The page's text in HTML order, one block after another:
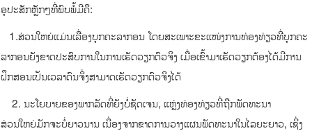
ອຸປະສັກຫຼັກໆທີ່ພົບພໍ້ມີຄຶ:
1.ສ່ວນໃຫຍ່ແມ່ນເລື່ອງບຸກຄະລາກອນ ໂດຍສະເພາະຂະແໜ່ງການທ່ອງທ່ຽວທີ່ບຸກຄະ
ລາກອນຍັງຂາດປະສົບການໃນການເຮັດວຽກຕົວຈິງ ເມື່ອເຂົ້າມາເຮັດວຽກຕ້ອງໄດ້ມີການ
ຝຶກສອນເປັນເວລາດົນຈຶ່ງສາມາດເຮັດວຽກຕົວຈິງໄດ້
2. ນະໂຍບາຍຂອງພາກລັດທີ່ຍັງບໍ່ຊັດເຈນ, ແຫຼ່ງທ່ອງທ່ຽວທີ່ຖືກພັດທະນາ
ສ່ວນໃຫຍ່ມັກຈະບໍ່ຍາວນານ ເນື່ອງຈາກຂາດການວາງແຜນພັດທະນາໃນໄລຍະຍາວ, ເຊິ່ງ